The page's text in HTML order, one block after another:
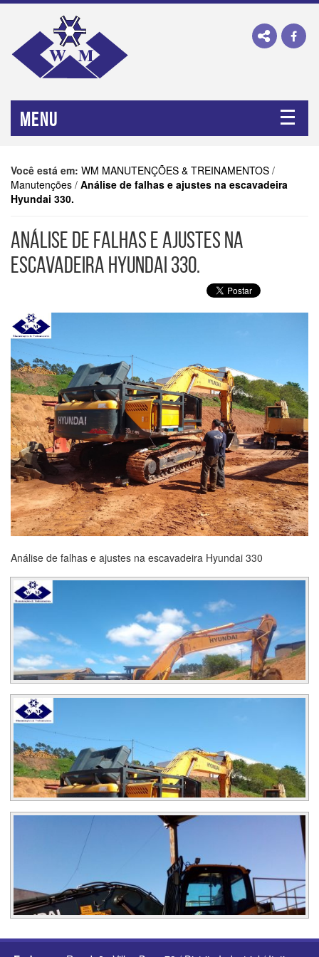
MENU
Você está em: WM MANUTENÇÕES & TREINAMENTOS /
Manutenções / Análise de falhas e ajustes na escavadeira
Hyundai 330.
ANÁLISE DE FALHAS E AJUSTES NA
ESCAVADEIRA HYUNDAI 330.
Análise de falhas e ajustes na escavadeira Hyundai 330